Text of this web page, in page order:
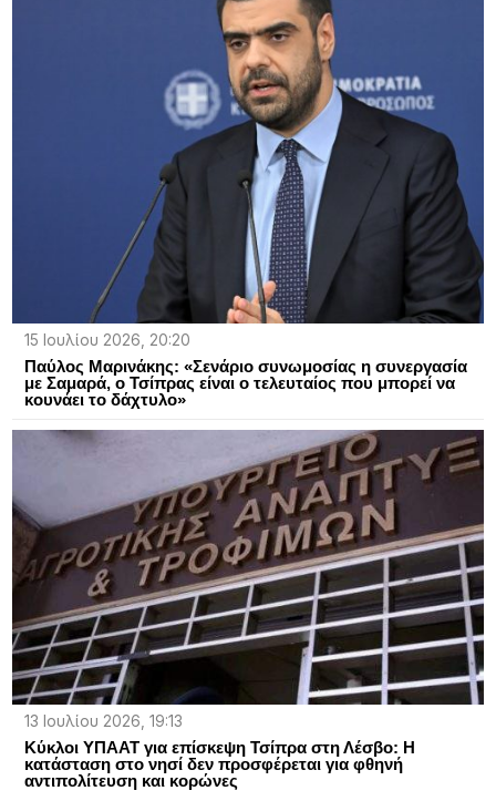
15 Ιουλίου 2026, 20:20
Παύλος Μαρινάκης: «Σενάριο συνωμοσίας η συνεργασία
με Σαμαρά, ο Τσίπρας είναι ο τελευταίος που μπορεί να
κουνάει το δάχτυλο»
13 Ιουλίου 2026, 19:13
Κύκλοι ΥΠΑΑΤ για επίσκεψη Τσίπρα στη Λέσβο: Η
κατάσταση στο νησί δεν προσφέρεται για φθηνή
αντιπολίτευση και κορώνες